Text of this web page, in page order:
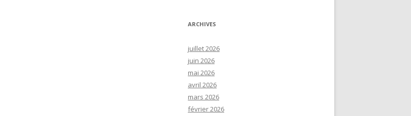
ARCHIVES
juillet 2026
juin 2026
mai 2026
avril 2026
mars 2026
février 2026